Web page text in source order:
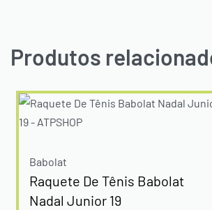
Produtos
Babolat
Raquete De Tênis Babolat
Nadal Junior 19